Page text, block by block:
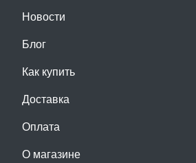
Новости
Блог
Как купить
Доставка
Оплата
О магазине